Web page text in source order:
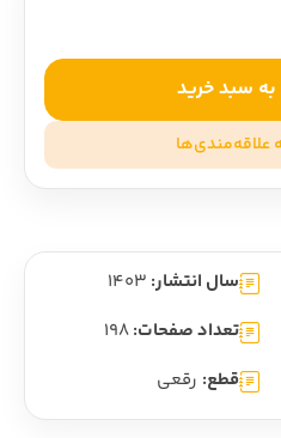
سبد خرید
علاقه‌مندی‌ها
سال انتشار: 1403
تعداد صفحات: 198
قطع: رقعی